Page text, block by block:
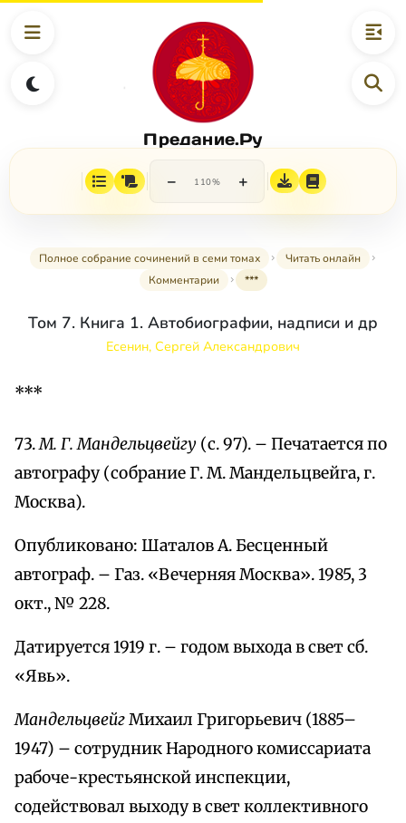
Предание.Ру
− 110% +
Полное собрание сочинений в семи томах
Читать онлайн
Комментарии
***
Том 7. Книга 1. Автобиографии, надписи и др
Есенин, Сергей Александрович
***
73.М. Г. Мандельцвейгу (с. 97). – Печатается по
автографу (собрание Г. М. Мандельцвейга, г.
Москва).
Опубликовано: Шаталов А. Бесценный
автограф. – Газ. «Вечерняя Москва». 1985, 3
окт., № 228.
Датируется 1919 г. – годом выхода в свет сб.
«Явь».
МандельцвейгМихаил Григорьевич (1885–
1947) – сотрудник Народного комиссариата
рабоче-крестьянской инспекции,
содействовал выходу в свет коллективного